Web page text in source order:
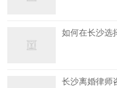
如何在长沙选
长沙离婚律师